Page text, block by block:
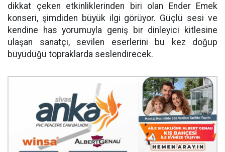
dikkat çeken etkinliklerinden biri olan Ender Emek
konseri, şimdiden büyük ilgi görüyor. Güçlü sesi ve
kendine has yorumuyla geniş bir dinleyici kitlesine
ulaşan sanatçı, sevilen eserlerini bu kez doğup
büyüdüğü topraklarda seslendirecek.